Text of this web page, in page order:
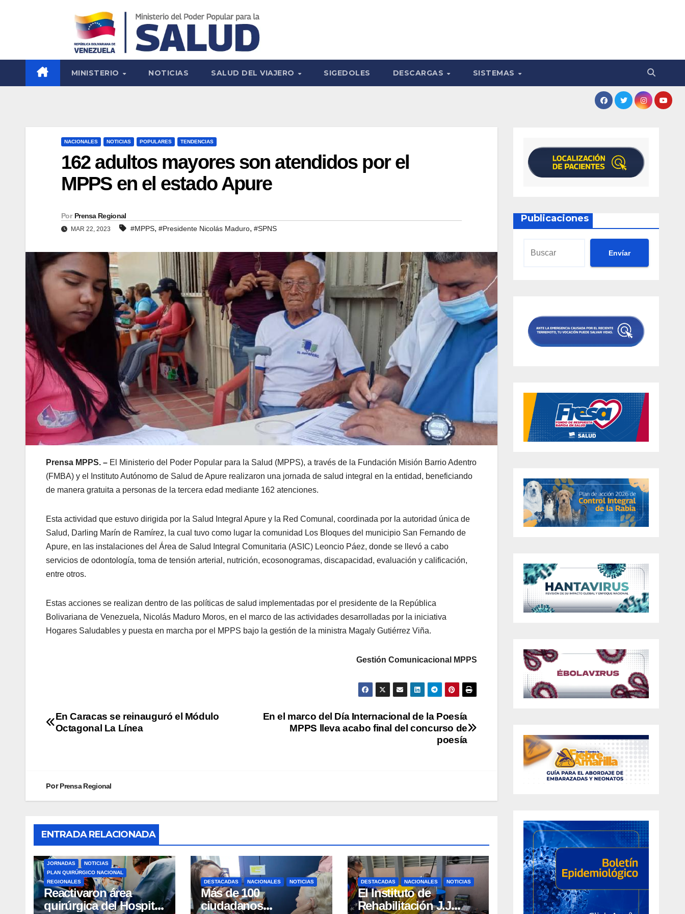
MINISTERIO NOTICIAS SALUD DEL VIAJERO SIGEDOLES DESCARGAS SISTEMAS
NACIONALES NOTICIAS POPULARES TENDENCIAS
162 adultos mayores son atendidos por el
MPPS en el estado Apure
Por Prensa Regional
MAR 22, 2023 #MPPS, #Presidente Nicolás Maduro, #SPNS
Prensa MPPS. – El Ministerio del Poder Popular para la Salud (MPPS), a través de la Fundación Misión Barrio Adentro
(FMBA) y el Instituto Autónomo de Salud de Apure realizaron una jornada de salud integral en la entidad, beneficiando
de manera gratuita a personas de la tercera edad mediante 162 atenciones.
Esta actividad que estuvo dirigida por la Salud Integral Apure y la Red Comunal, coordinada por la autoridad única de
Salud, Darling Marín de Ramírez, la cual tuvo como lugar la comunidad Los Bloques del municipio San Fernando de
Apure, en las instalaciones del Área de Salud Integral Comunitaria (ASIC) Leoncio Páez, donde se llevó a cabo
servicios de odontología, toma de tensión arterial, nutrición, ecosonogramas, discapacidad, evaluación y calificación,
entre otros.
Estas acciones se realizan dentro de las políticas de salud implementadas por el presidente de la República
Bolivariana de Venezuela, Nicolás Maduro Moros, en el marco de las actividades desarrolladas por la iniciativa
Hogares Saludables y puesta en marcha por el MPPS bajo la gestión de la ministra Magaly Gutiérrez Viña.
Gestión Comunicacional MPPS
En el marco del Día Internacional de la Poesía
MPPS lleva acabo final del concurso de
poesía
En Caracas se reinauguró el Módulo
Octagonal La Línea
PorPrensa Regional
ENTRADA RELACIONADA
JORNADAS
NOTICIAS
PLAN QUIRÚRGICO NACIONAL
REGIONALES
Reactivaron área
quirúrgica del Hospital
DESTACADAS NACIONALES NOTICIAS
Más de 100
ciudadanos
DESTACADAS NACIONALES NOTICIAS
El Instituto de
Rehabilitación J.J
Publicaciones
Envíar